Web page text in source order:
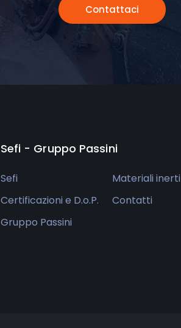
Contattaci
Sefi - Gruppo Passini
Sefi
Materiali inerti
Certificazioni e D.o.P.
Contatti
Gruppo Passini